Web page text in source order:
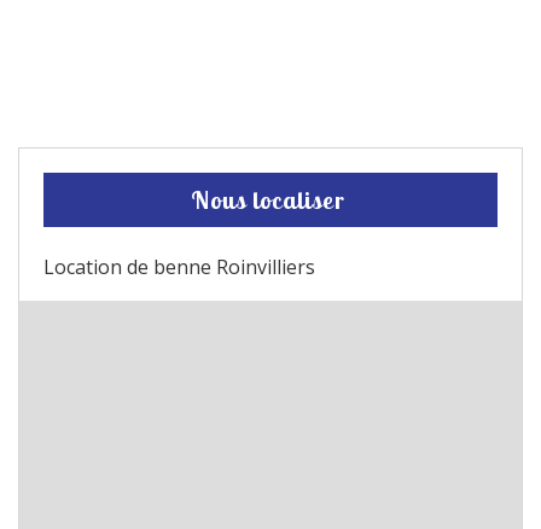
Nous localiser
Location de benne Roinvilliers